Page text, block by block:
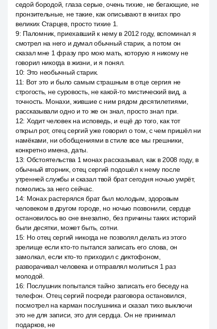
седой бородой, глаза серые, очень тихие, не бегающие, не
пронзительные, не такие, как описывают в книгах про
великих Старцев, просто тихие 1.
9: Паломник, приехавший к нему в 2012 году, вспоминал я
смотрел на него и думал обычный старик, а потом он
сказал мне 1 фразу про мою мать, которую я никому не
говорил никогда в жизни, и я понял.
10: Это необычный старик.
11: Вот это и было самым страшным в отце сергия не
строгость, не суровость, не какой-то мистический вид, а
точность. Монахи, жившие с ним рядом десятилетиями,
рассказывали одно и то же он знал, просто знал при.
12: Ходит человек на исповедь, и ещё до того, как тот
открыл рот, отец сергий уже говорил о том, с чем пришёл ни
намёками, ни обобщениями в стиле все мы грешники,
конкретно имена, даты.
13: Обстоятельства 1 монах рассказывал, как в 2008 году, в
обычный вторник, отец сергий подошёл к нему после
утренней службы и сказал твой брат сегодня ночью умрёт,
помолись за него сейчас.
14: Монах растерялся брат был молодым, здоровым
человеком в другом городе, но ночью позвонили, сердце
остановилось во сне внезапно, без причины таких историй
были десятки, может быть, сотни.
15: Но отец сергий никогда не позволял делать из этого
зрелище если кто-то пытался записать его слова, он
замолкал, если кто-то приходил с диктофоном,
разворачивал человека и отправлял молиться 1 раз
молодой.
16: Послушник попытался тайно записать его беседу на
телефон. Отец сергий посреди разговора остановился,
посмотрел на карман послушника и сказал тихо выключи
это не для записи, это для сердца. Он не принимал
подарков, не